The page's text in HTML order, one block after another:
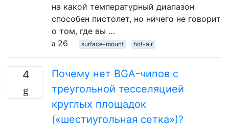
на какой температурный диапазон
способен пистолет, но ничего не говорит
о том, где вы …
26
surface-mount hot-air
4
Почему нет BGA-чипов с
треугольной тесселяцией
круглых площадок
(«шестиугольная сетка»)?